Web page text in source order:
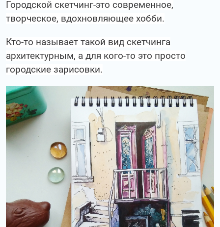
Городской скетчинг-это современное,
творческое, вдохновляющее хобби.
Кто-то называет такой вид скетчинга
архитектурным, а для кого-то это просто
городские зарисовки.